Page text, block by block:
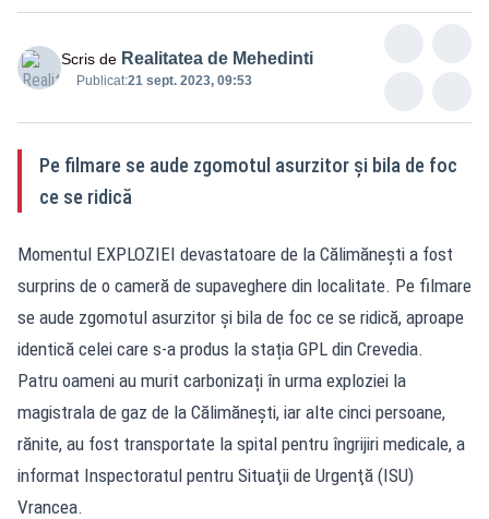
Scris de Realitatea de Mehedinti
Publicat:21 sept. 2023, 09:53
Pe filmare se aude zgomotul asurzitor și bila de foc
ce se ridică
Momentul EXPLOZIEI devastatoare de la Călimănești a fost
surprins de o cameră de supaveghere din localitate. Pe filmare
se aude zgomotul asurzitor și bila de foc ce se ridică, aproape
identică celei care s-a produs la stația GPL din Crevedia.
Patru oameni au murit carbonizați în urma exploziei la
magistrala de gaz de la Călimăneşti, iar alte cinci persoane,
rănite, au fost transportate la spital pentru îngrijiri medicale, a
informat Inspectoratul pentru Situaţii de Urgenţă (ISU)
Vrancea.